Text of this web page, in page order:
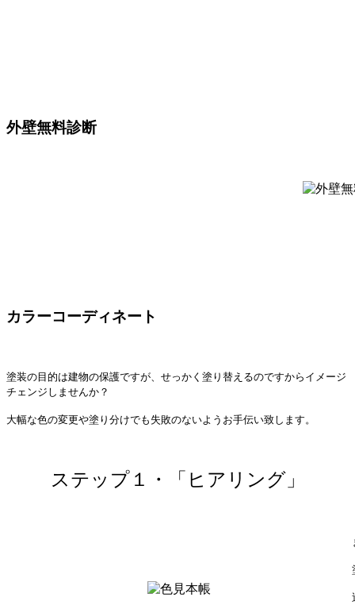
外壁無料診断
カラーコーディネート
塗装の目的は建物の保護ですが、せっかく塗り替えるのですからイメージ
チェンジしませんか？
大幅な色の変更や塗り分けでも失敗のないようお手伝い致します。
ステップ１・「ヒアリング」